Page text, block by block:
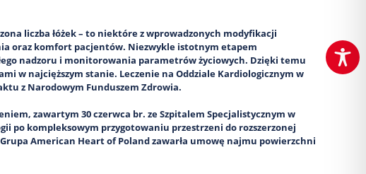
liczba łóżek – to niektóre z wprowadzonych modyfikacji
oraz komfort pacjentów. Niezwykle istotnym etapem
nadzoru i monitorowania parametrów życiowych. Dzięki temu
w najcięższym stanie. Leczenie na Oddziale Kardiologicznym w
z Narodowym Funduszem Zdrowia.
zawartym 30 czerwca br. ze Szpitalem Specjalistycznym w
po kompleksowym przygotowaniu przestrzeni do rozszerzonej
American Heart of Poland zawarła umowę najmu powierzchni